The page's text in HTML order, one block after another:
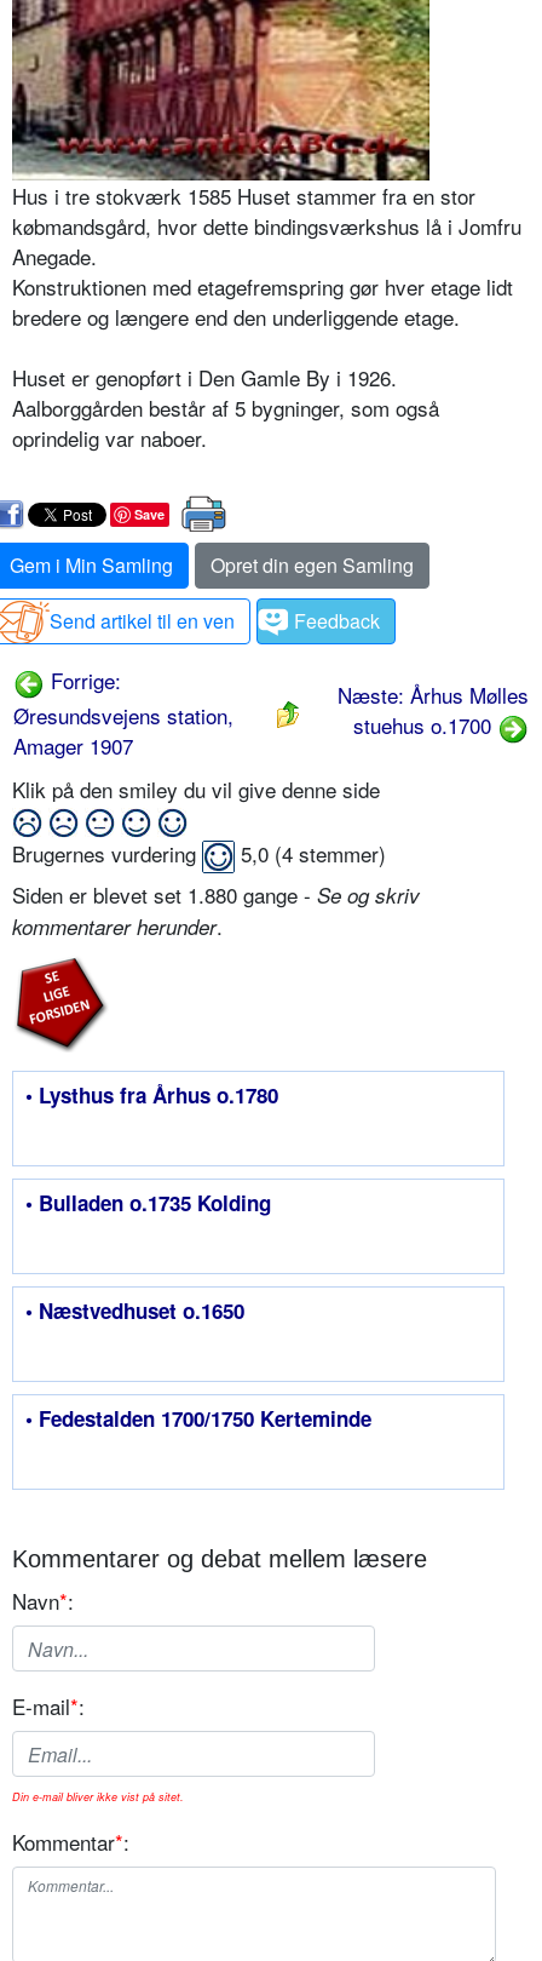
Hus i tre stokværk 1585 Huset stammer fra en stor
købmandsgård, hvor dette bindingsværkshus lå i Jomfru
Anegade.
Konstruktionen med etagefremspring gør hver etage lidt
bredere og længere end den underliggende etage.
Huset er genopført i Den Gamle By i 1926.
Aalborggården består af 5 bygninger, som også
oprindelig var naboer.
Save
Gem i Min Samling
Opret din egen Samling
Send artikel til en ven
Feedback
Forrige:
Øresundsvejens station,
Amager 1907
Næste: Århus Mølles
stuehus o.1700
Klik på den smiley du vil give denne side
Brugernes vurdering 5,0 (4 stemmer)
Siden er blevet set 1.880 gange - Se og skriv
kommentarer herunder.
• Lysthus fra Århus o.1780
• Bulladen o.1735 Kolding
• Næstvedhuset o.1650
• Fedestalden 1700/1750 Kerteminde
Kommentarer og debat mellem læsere
Navn*:
E-mail*:
Din e-mail bliver ikke vist på sitet.
Kommentar*: